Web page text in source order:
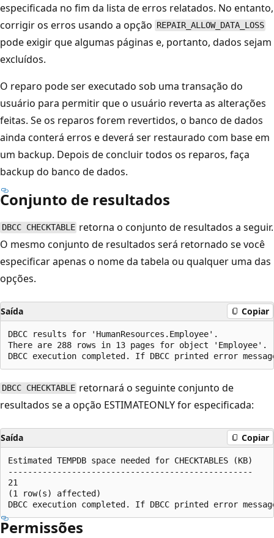
especificada no fim da lista de erros relatados. No entanto,
corrigir os erros usando a opção REPAIR_ALLOW_DATA_LOSS
pode exigir que algumas páginas e, portanto, dados sejam
excluídos.
O reparo pode ser executado sob uma transação do
usuário para permitir que o usuário reverta as alterações
feitas. Se os reparos forem revertidos, o banco de dados
ainda conterá erros e deverá ser restaurado com base em
um backup. Depois de concluir todos os reparos, faça
backup do banco de dados.
Conjunto de resultados
DBCC CHECKTABLE retorna o conjunto de resultados a seguir.
O mesmo conjunto de resultados será retornado se você
especificar apenas o nome da tabela ou qualquer uma das
opções.
Saída Copiar
DBCC results for 'HumanResources.Employee'.
There are 288 rows in 13 pages for object 'Employee'.
DBCC CHECKTABLE retornará o seguinte conjunto de
resultados se a opção ESTIMATEONLY for especificada:
Saída Copiar
Estimated TEMPDB space needed for CHECKTABLES (KB)
--------------------------------------------------
21
(1 row(s) affected)
Permissões